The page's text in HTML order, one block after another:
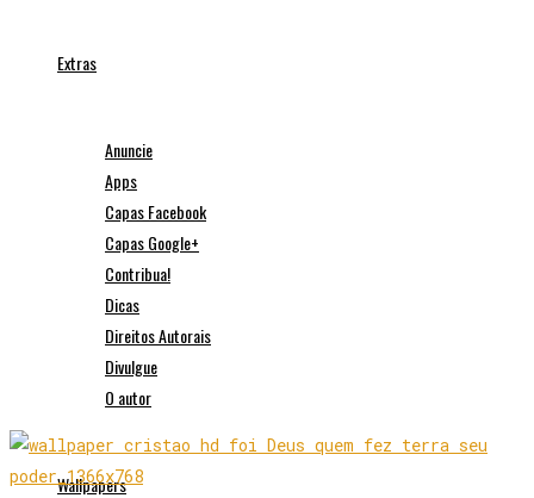
Extras
Anuncie
Apps
Capas Facebook
Capas Google+
Contribua!
Dicas
Direitos Autorais
Divulgue
O autor
Wallpapers